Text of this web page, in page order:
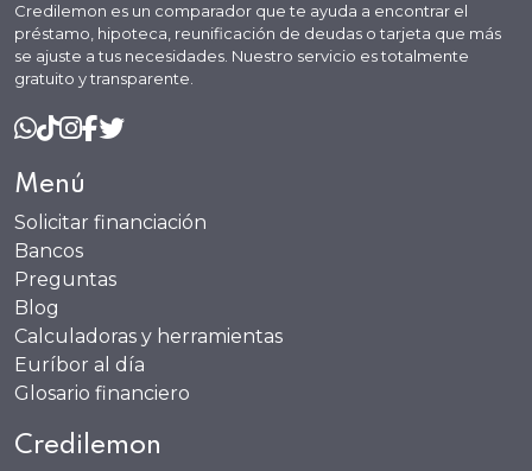
Credilemon es un comparador que te ayuda a encontrar el
préstamo, hipoteca, reunificación de deudas o tarjeta que más
se ajuste a tus necesidades. Nuestro servicio es totalmente
gratuito y transparente.
Menú
Solicitar financiación
Bancos
Preguntas
Blog
Calculadoras y herramientas
Euríbor al día
Glosario financiero
Credilemon